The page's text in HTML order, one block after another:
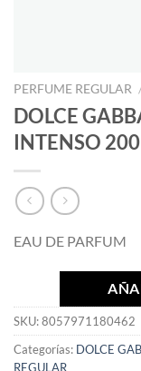
PERFUME REGULAR
DOLCE
INTENSO
EAU DE PARFUM
SKU:8057971180462
Categorías: DOLCE
REGULAR